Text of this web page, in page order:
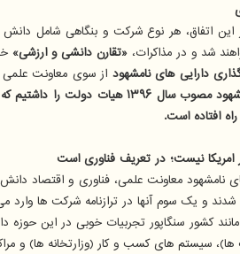
اتفاق، هر نوع شرکت و بنگاهی شامل دانش
شد و در مذاکرات، «تقارن دانشی و ارزشی»
دارایی های نامشهود از سوی معاونت علمی
افتاده است.
نیست؛ در تعریف فناوری است
نامشهود معاونت علمی، فناوری و اقتصاد
و یک سوم آنها در ترازنامه شرکت ها وارد
کشور سنگاپور تجربیات خوبی در این
سیستم های کسب و کار (وزارتخانه ها) و مراکز